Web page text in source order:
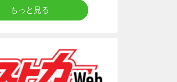
もっと見る